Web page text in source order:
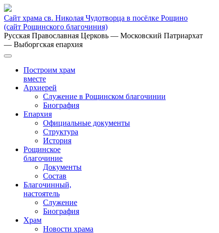
Сайт храма св. Николая Чудотворца в посёлке Рощино
(сайт Рощинского благочиния)
Русская Православная Церковь — Московский Патриархат
— Выборгская епархия
Построим храм
вместе
Архиерей
Служение в Рощинском благочинии
Биография
Епархия
Официальные документы
Структура
История
Рощинское
благочиние
Документы
Состав
Благочинный,
настоятель
Служение
Биография
Храм
Новости храма